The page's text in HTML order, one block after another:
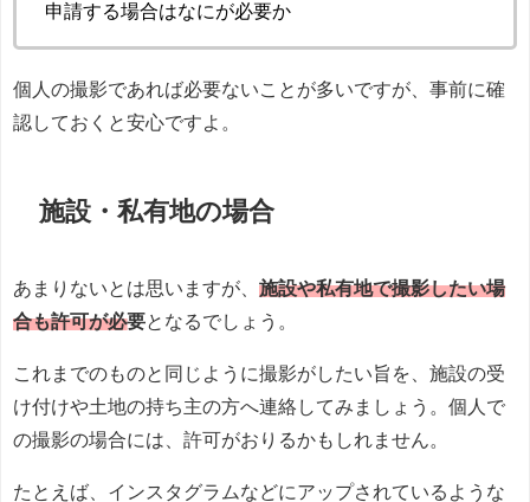
申請する場合はなにが必要か
個人の撮影であれば必要ないことが多いですが、事前に確
認しておくと安心ですよ。
施設・私有地の場合
あまりないとは思いますが、 施設や私有地で撮影したい場
合も許可が必要となるでしょう。
これまでのものと同じように撮影がしたい旨を、施設の受
け付けや土地の持ち主の方へ連絡してみましょう。個人で
の撮影の場合には、許可がおりるかもしれません。
たとえば、インスタグラムなどにアップされているような